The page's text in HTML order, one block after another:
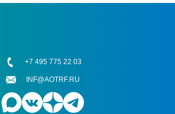
+7 495 775 22 03
INF@AOTRF.RU